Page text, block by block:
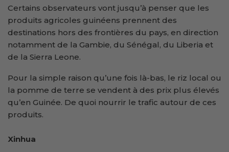
Certains observateurs vont jusqu’à penser que les
produits agricoles guinéens prennent des
destinations hors des frontières du pays, en direction
notamment de la Gambie, du Sénégal, du Liberia et
de la Sierra Leone.
Pour la simple raison qu’une fois là-bas, le riz local ou
la pomme de terre se vendent à des prix plus élevés
qu’en Guinée. De quoi nourrir le trafic autour de ces
produits.
Xinhua